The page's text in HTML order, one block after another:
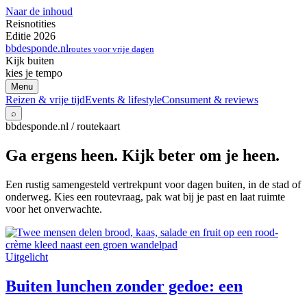
Naar de inhoud
Reisnotities
Editie 2026
bbdesponde.nlroutes voor vrije dagen
Kijk buiten
kies je tempo
Menu
Reizen & vrije tijdEvents & lifestyleConsument & reviews
⌕
bbdesponde.nl / routekaart
Ga ergens heen. Kijk beter om je heen.
Een rustig samengesteld vertrekpunt voor dagen buiten, in de stad of
onderweg. Kies een routevraag, pak wat bij je past en laat ruimte
voor het onverwachte.
Uitgelicht
Buiten lunchen zonder gedoe: een